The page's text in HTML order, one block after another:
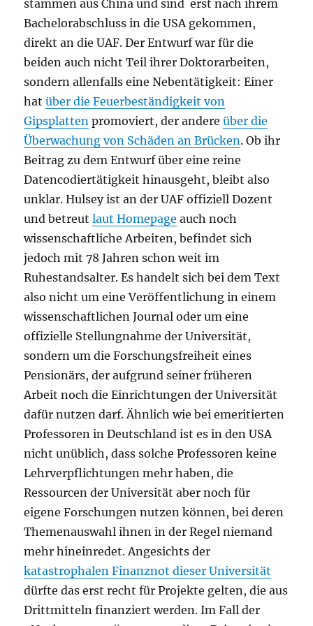
stammen aus China und sind erst nach ihrem
Bachelorabschluss in die USA gekommen,
direkt an die UAF. Der Entwurf war für die
beiden auch nicht Teil ihrer Doktorarbeiten,
sondern allenfalls eine Nebentätigkeit: Einer
hatüber die Feuerbeständigkeit von
Gipsplatten promoviert, der andereüber die
Überwachung von Schäden an Brücken. Ob ihr
Beitrag zu dem Entwurf über eine reine
Datencodiertätigkeit hinausgeht, bleibt also
unklar. Hulsey ist an der UAF offiziell Dozent
und betreutlaut Homepage auch noch
wissenschaftliche Arbeiten, befindet sich
jedoch mit 78 Jahren schon weit im
Ruhestandsalter. Es handelt sich bei dem Text
also nicht um eine Veröffentlichung in einem
wissenschaftlichen Journal oder um eine
offizielle Stellungnahme der Universität,
sondern um die Forschungsfreiheit eines
Pensionärs, der aufgrund seiner früheren
Arbeit noch die Einrichtungen der Universität
dafür nutzen darf. Ähnlich wie bei emeritierten
Professoren in Deutschland ist es in den USA
nicht unüblich, dass solche Professoren keine
Lehrverpflichtungen mehr haben, die
Ressourcen der Universität aber noch für
eigene Forschungen nutzen können, bei deren
Themenauswahl ihnen in der Regel niemand
mehr hineinredet. Angesichts der
katastrophalen Finanznot dieser Universität
dürfte das erst recht für Projekte gelten, die aus
Drittmitteln finanziert werden. Im Fall der